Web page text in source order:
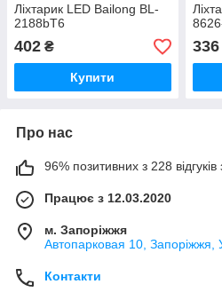
Лiхтарик LED Bailong BL-
2188bT6
402 ₴
Купити
336
Про нас
96% позитивних з 228 відгуків
Працює з 12.03.2020
м. Запоріжжя
Автопарковая 10, Запоріжжя,
Контакти